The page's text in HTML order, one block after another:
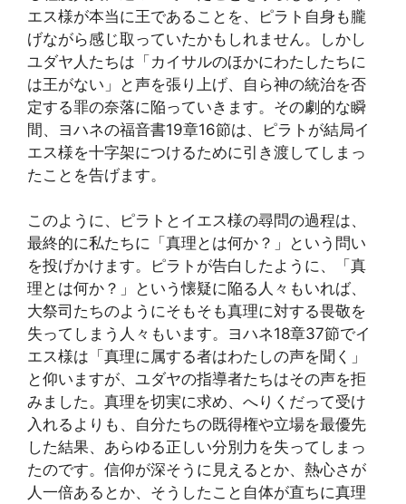
エス様が本当に王であることを、ピラト自身も朧
げながら感じ取っていたかもしれません。しかし
ユダヤ人たちは「カイサルのほかにわたしたちに
は王がない」と声を張り上げ、自ら神の統治を否
定する罪の奈落に陥っていきます。その劇的な瞬
間、ヨハネの福音書19章16節は、ピラトが結局イ
エス様を十字架につけるために引き渡してしまっ
たことを告げます。
このように、ピラトとイエス様の尋問の過程は、
最終的に私たちに「真理とは何か？」という問い
を投げかけます。ピラトが告白したように、「真
理とは何か？」という懐疑に陥る人々もいれば、
大祭司たちのようにそもそも真理に対する畏敬を
失ってしまう人々もいます。ヨハネ18章37節でイ
エス様は「真理に属する者はわたしの声を聞く」
と仰いますが、ユダヤの指導者たちはその声を拒
みました。真理を切実に求め、へりくだって受け
入れるよりも、自分たちの既得権や立場を最優先
した結果、あらゆる正しい分別力を失ってしまっ
たのです。信仰が深そうに見えるとか、熱心さが
人一倍あるとか、そうしたこと自体が直ちに真理